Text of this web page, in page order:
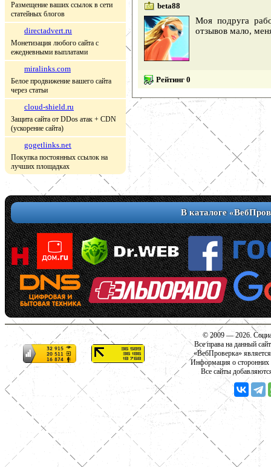
Размещение ваших ссылок в сети
статейных блогов
directadvert.ru
Монетизация любого сайта с
ежедневными выплатами
miralinks.com
Белое продвижение вашего сайта
через статьи
cloud-shield.ru
Защита сайта от DDos атак + CDN
(ускорение сайта)
gogetlinks.net
Покупка постоянных ссылок на
лучших площадках
beta88
Моя подруга
отзывов мало,
Рейтинг 0
В каталоге
© 2009 — 2026.
Все права на данный
«ВебПроверка»
Информация о сторонних
Все сайты